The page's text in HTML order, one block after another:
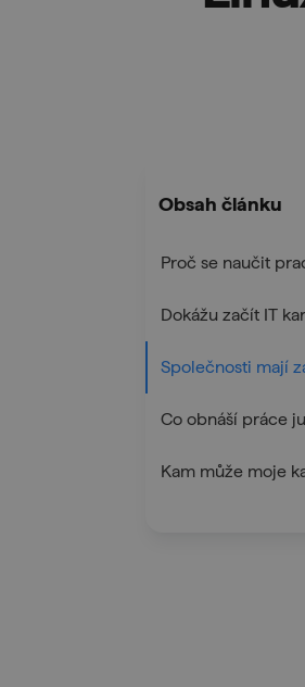
Obsah článku
Proč se naučit
Dokážu začít IT
Společnosti mají
Co obnáší práce
Kam může moje